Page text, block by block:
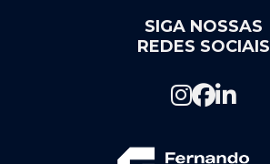
Montagem de rack cftv recife
Montagem de rack servidor recife
SIGA NOSSAS
REDES SOCIAIS